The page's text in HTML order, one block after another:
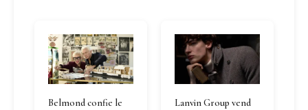
Belmond confie le
Lanvin Group vend